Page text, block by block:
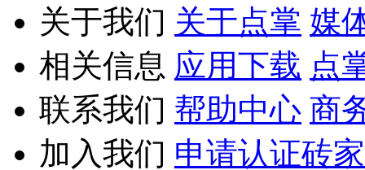
关于我们 关于点掌 媒
相关信息 应用下载 点
联系我们 帮助中心 商
加入我们 申请认证砖家